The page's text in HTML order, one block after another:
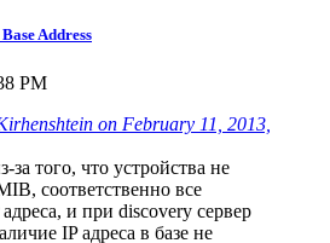
Address
PM
on February 11, 2013,
за того, что устройства не
соответственно все
и при discovery сервер
IP адреса в базе не